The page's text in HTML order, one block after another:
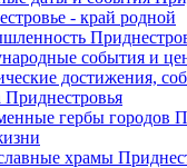
- край родной
события и
достижения,
Приднестровья
гербы городов
храмы